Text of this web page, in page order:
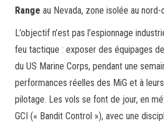
Range au Nevada, zone isolée au
L’objectif n’est pas l’espionnage
feu tactique : exposer des équipages de
du US Marine Corps, pendant une
performances réelles des MiG et à
pilotage. Les vols se font de jour, en
GCI (« Bandit Control »), avec une